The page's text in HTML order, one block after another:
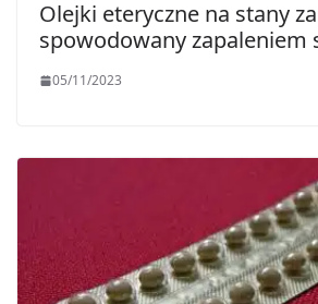
Olejki eteryczne na stany
spowodowany zapaleniem
05/11/2023